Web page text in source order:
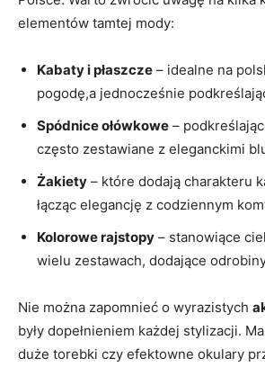
elementów tamtej mody:
Kabaty i płaszcze – idealne na
pogodę,a jednocześnie
Spódnice ołówkowe –
często zestawiane z eleganckimi
Żakiety – które dodają charakteru
łącząc elegancję z codziennym
Kolorowe rajstopy – stanowiące
wielu zestawach, dodające
Nie można zapomnieć o wyrazistych
były dopełnieniem każdej stylizacji.
duże torebki czy efektowne okulary